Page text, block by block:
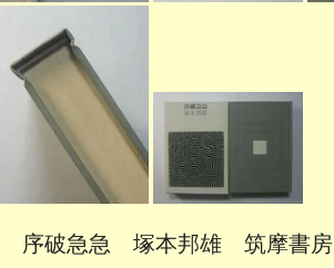
序破急急 塚本邦雄 筑摩書房